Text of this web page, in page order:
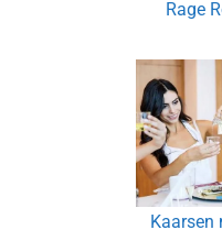
Rage
Kaarsen